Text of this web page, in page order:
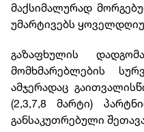
მაქსიმალურად
უმარტივებს
გაზაფხულის
მომხმარებლების
ამჯერადაც
(2,3,7,8 მარტი)
განსაკუთრებული